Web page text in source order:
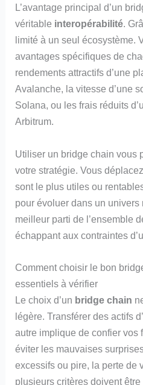
L’avantage principal d’un
véritable interopérabilité.
limité à un seul écosystème.
avantages spécifiques de
rendements attractifs d’une
Avalanche, la vitesse d’une
Solana, ou les frais réduits
Arbitrum.
Utiliser un bridge chain vous
votre stratégie. Vous
sont le plus utiles ou
pour évoluer dans un univers
meilleur parti de l’ensemble
échappant aux contraintes
Comment choisir le bon
essentiels à vérifier
Le choix d’un bridge chain
légère. Transférer des actifs
autre implique de confier vos
éviter les mauvaises
excessifs ou pire, la perte de
plusieurs critères doivent